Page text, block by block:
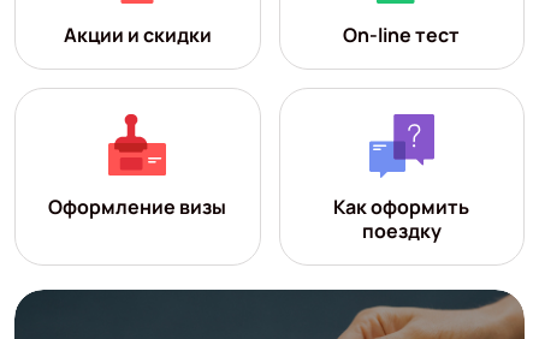
Акции и скидки On-line тест
Оформление визы
Как оформить
поездку